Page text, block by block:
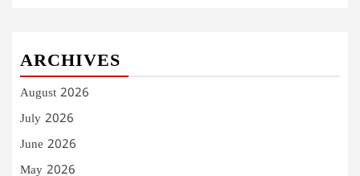
ARCHIVES
August 2026
July 2026
June 2026
May 2026